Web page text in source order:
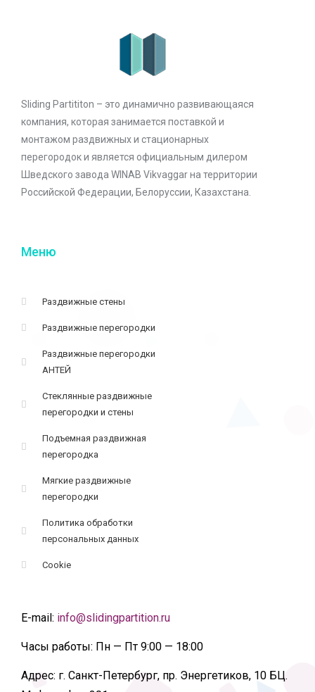
Sliding Partititon – это динамично развивающаяся
компания, которая занимается поставкой и
монтажом раздвижных и стационарных
перегородок и является официальным дилером
Шведского завода WINAB Vikvaggar на территории
Российской Федерации, Белоруссии, Казахстана.
Меню
Раздвижные стены
Раздвижные перегородки
Раздвижные перегородки
АНТЕЙ
Стеклянные раздвижные
перегородки и стены
Подъемная раздвижная
перегородка
Мягкие раздвижные
перегородки
Политика обработки
персональных данных
Cookie
E-mail: info@slidingpartition.ru
Часы работы: Пн — Пт 9:00 — 18:00
Адрес: г. Санкт-Петербург, пр. Энергетиков, 10 БЦ.